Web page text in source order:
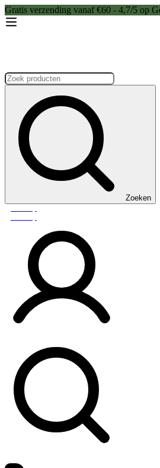
Gratis verzending vanaf €60 - 4,7/5 op
Zoeken:
Zoeken